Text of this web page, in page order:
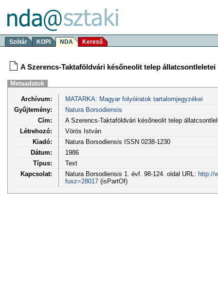
Szótár KOPI NDA Kereső
A Szerencs-Taktaföldvári későneolit telep állatcsontleletei
Metaadatok
Archívum:
MATARKA: Magyar folyóiratok tartalomjegyzékei
Gyűjtemény:
Natura Borsodiensis
Cím:
A Szerencs-Taktaföldvári későneolit telep
Létrehozó:
Vörös István
Kiadó:
Natura Borsodiensis ISSN 0238-1230
Dátum:
1986
Típus:
Text
Kapcsolat:
Natura Borsodiensis 1. évf. 98-124. oldal URL: http://
fusz=28017(isPartOf)